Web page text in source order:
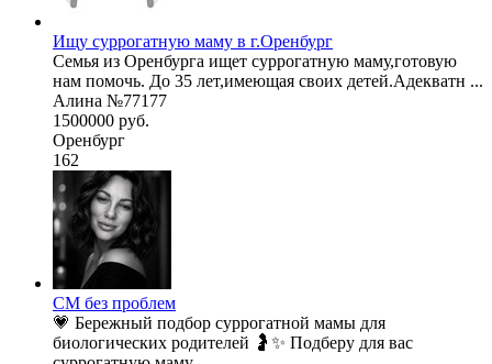
Ищу суррогатную маму в г.Оренбург
Семья из Оренбурга ищет суррогатную маму,готовую
нам помочь. До 35 лет,имеющая своих детей.Адекватн ...
Алина №77177
1500000 руб.
Оренбург
162
СМ без проблем
💗 Бережный подбор суррогатной мамы для
биологических родителей 🤰✨ Подберу для вас